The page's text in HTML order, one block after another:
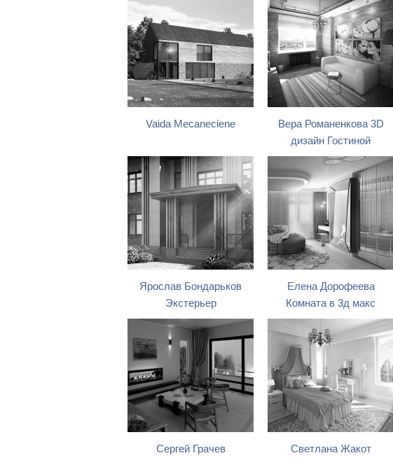
Vaida Mecaneciene
Вера Романенкова 3D
дизайн Гостиной
Ярослав Бондарьков
Экстерьер
Елена Дорофеева
Комната в 3д макс
Сергей Грачев Светлана Жакот